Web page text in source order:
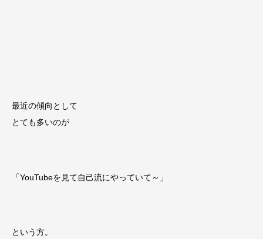
最近の傾向として
とても多いのが
「YouTubeを見て自己流にやっていて～」
という方。